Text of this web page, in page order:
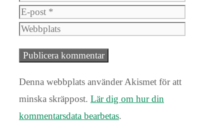
Denna webbplats använder Akismet för att
minska skräppost. Lär dig om hur din
kommentarsdata bearbetas.